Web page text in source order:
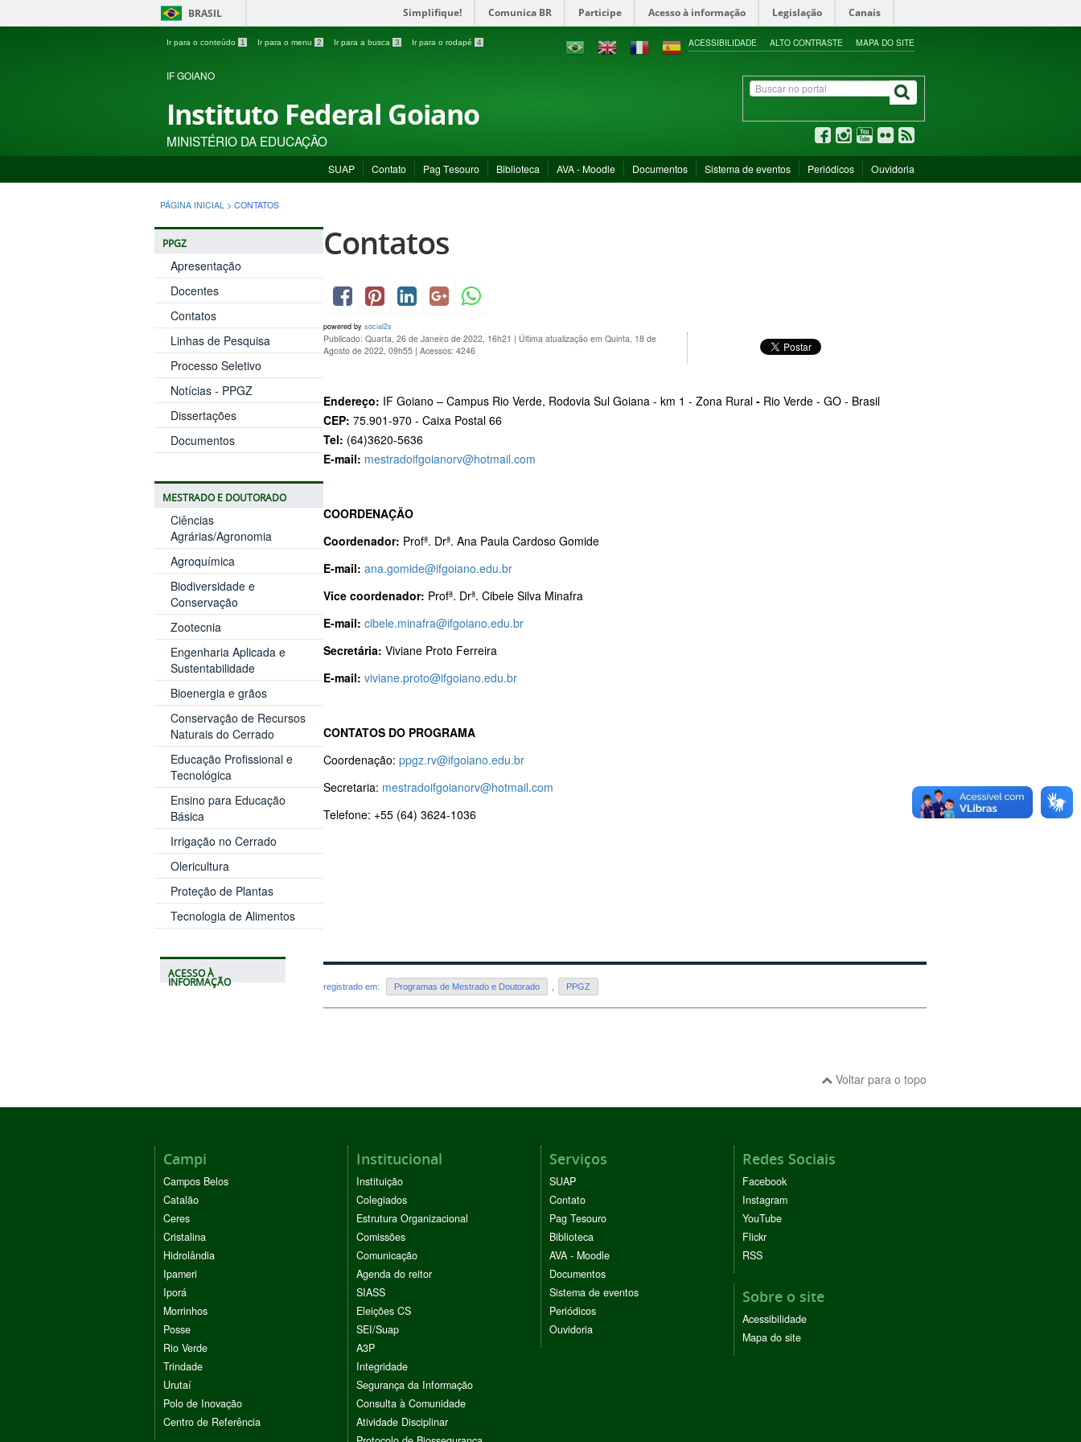
BRASIL Simplifique! Comunica BR Participe Acesso à informação Legislação Canais
Ir para o conteúdo 1 Ir para o menu 2 Ir para a busca 3 Ir para o rodapé 4 ACESSIBILIDADE ALTO CONTRASTE MAPA DO SITE
IF GOIANO
Instituto Federal Goiano
MINISTÉRIO DA EDUCAÇÃO
SUAP Contato Pag Tesouro Biblioteca AVA - Moodle Documentos Sistema de eventos Periódicos Ouvidoria
PÁGINA INICIAL > CONTATOS
PPGZ
Apresentação
Docentes
Contatos
Linhas de Pesquisa
Processo Seletivo
Notícias - PPGZ
Dissertações
Documentos
MESTRADO E DOUTORADO
Ciências
Agrárias/Agronomia
Agroquímica
Biodiversidade e
Conservação
Zootecnia
Engenharia Aplicada e
Sustentabilidade
Bioenergia e grãos
Conservação de Recursos
Naturais do Cerrado
Educação Profissional e
Tecnológica
Ensino para Educação
Básica
Irrigação no Cerrado
Olericultura
Proteção de Plantas
Tecnologia de Alimentos
ACESSO À
INFORMAÇÃO
Contatos
powered by social2s
Publicado: Quarta, 26 de Janeiro de 2022, 16h21 | Última atualização em Quinta, 18 de
Agosto de 2022, 09h55 | Acessos: 4246
Endereço: IF Goiano – Campus Rio Verde, Rodovia Sul Goiana - km 1 - Zona Rural - Rio Verde - GO - Brasil
CEP: 75.901-970 - Caixa Postal 66
Tel: (64)3620-5636
E-mail: mestradoifgoianorv@hotmail.com
COORDENAÇÃO
Coordenador: Profª. Drª. Ana Paula Cardoso Gomide
E-mail: ana.gomide@ifgoiano.edu.br
Vice coordenador: Profª. Drª. Cibele Silva Minafra
E-mail: cibele.minafra@ifgoiano.edu.br
Secretária: Viviane Proto Ferreira
E-mail: viviane.proto@ifgoiano.edu.br
CONTATOS DO PROGRAMA
Coordenação: ppgz.rv@ifgoiano.edu.br
Secretaria: mestradoifgoianorv@hotmail.com
Telefone: +55 (64) 3624-1036
registrado em: Programas de Mestrado e Doutorado PPGZ
Voltar para o topo
Campi
Campos Belos
Catalão
Ceres
Cristalina
Hidrolândia
Ipameri
Iporá
Morrinhos
Posse
Rio Verde
Trindade
Urutaí
Polo de Inovação
Centro de Referência
Institucional
Instituição
Colegiados
Estrutura Organizacional
Comissões
Comunicação
Agenda do reitor
SIASS
Eleições CS
SEI/Suap
A3P
Integridade
Segurança da Informação
Consulta à Comunidade
Atividade Disciplinar
Serviços
SUAP
Contato
Pag Tesouro
Biblioteca
AVA - Moodle
Documentos
Sistema de eventos
Periódicos
Ouvidoria
Redes Sociais
Facebook
Instagram
YouTube
Flickr
RSS
Sobre o site
Acessibilidade
Mapa do site